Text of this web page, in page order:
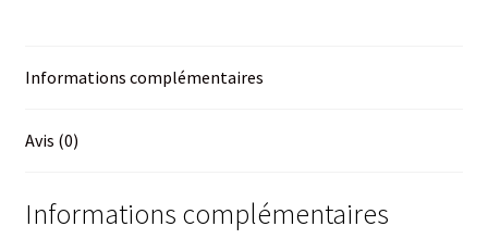
Informations complémentaires
Avis (0)
Informations complémentaires